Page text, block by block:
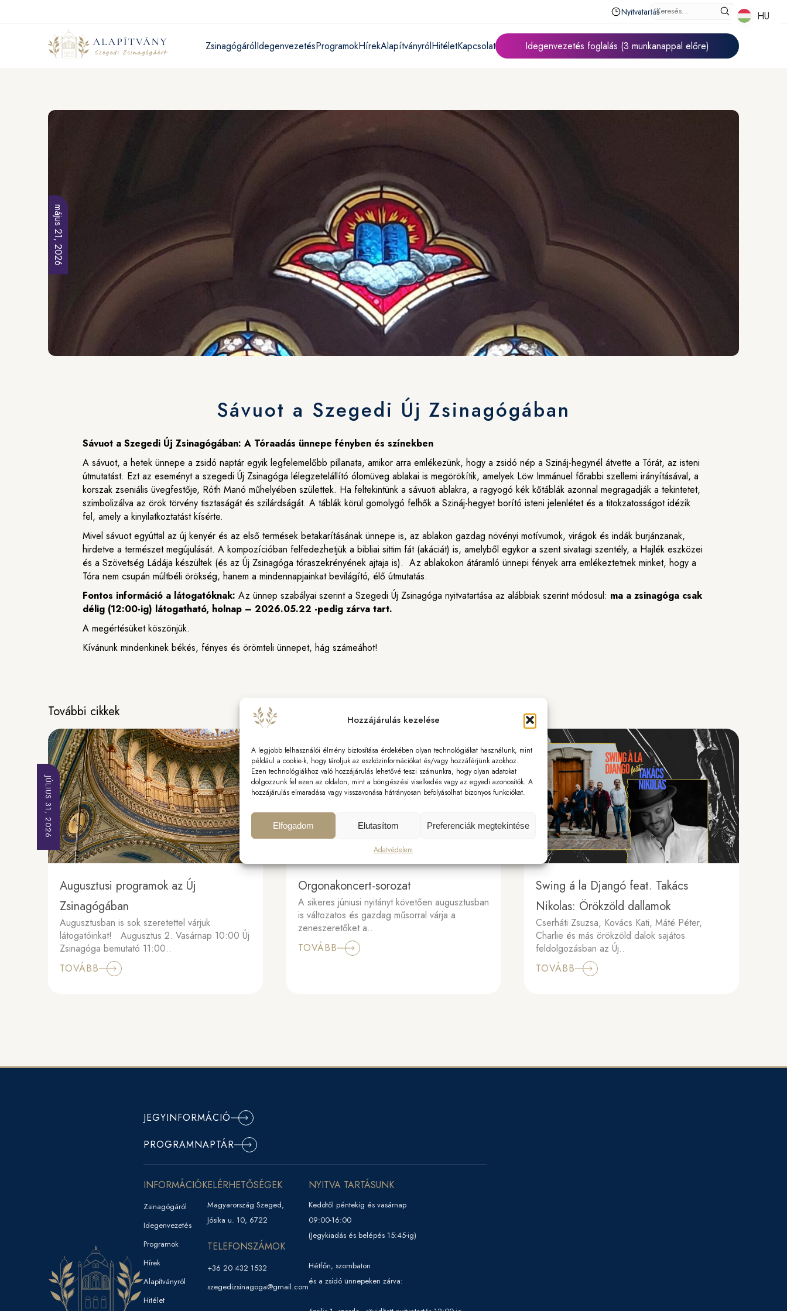
Hozzájárulás kezelése
A legjobb felhasználói élmény biztosítása érdekében olyan technológiákat használunk, mint
például a cookie-k, hogy tároljuk az eszközinformációkat és/vagy hozzáférjünk azokhoz.
Ezen technológiákhoz való hozzájárulás lehetővé teszi számunkra, hogy olyan adatokat
dolgozzunk fel ezen az oldalon, mint a böngészési viselkedés vagy az egyedi azonosítók. A
hozzájárulás elmaradása vagy visszavonása hátrányosan befolyásolhat bizonyos funkciókat.
Elfogadom Elutasítom Preferenciák megtekintése
Adatvédelem
Nyitvatartás
ZsinagógárólIdegenvezetésProgramokHírekAlapítványrólHitéletKapcsolat Idegenvezetés foglalás (3 munkanappal előre)
május 21, 2026
Sávuot a Szegedi Új Zsinagógában
Sávuot a Szegedi Új Zsinagógában: A Tóraadás ünnepe fényben és színekben
A sávuot, a hetek ünnepe a zsidó naptár egyik legfelemelőbb pillanata, amikor arra emlékezünk, hogy a zsidó nép a Szináj-hegynél átvette a Tórát, az isteni
útmutatást. Ezt az eseményt a szegedi Új Zsinagóga lélegzetelállító ólomüveg ablakai is megörökítik, amelyek Löw Immánuel főrabbi szellemi irányításával, a
korszak zseniális üvegfestője, Róth Manó műhelyében születtek. Ha feltekintünk a sávuoti ablakra, a ragyogó kék kőtáblák azonnal megragadják a tekintetet,
szimbolizálva az örök törvény tisztaságát és szilárdságát. A táblák körül gomolygó felhők a Szináj-hegyet borító isteni jelenlétet és a titokzatosságot idézik
fel, amely a kinyilatkoztatást kísérte.
Mivel sávuot egyúttal az új kenyér és az első termések betakarításának ünnepe is, az ablakon gazdag növényi motívumok, virágok és indák burjánzanak,
hirdetve a természet megújulását. A kompozícióban felfedezhetjük a bibliai sittim fát (akáciát) is, amelyből egykor a szent sivatagi szentély, a Hajlék eszközei
és a Szövetség Ládája készültek (és az Új Zsinagóga tóraszekrényének ajtaja is). Az ablakokon átáramló ünnepi fények arra emlékeztetnek minket, hogy a
Tóra nem csupán múltbéli örökség, hanem a mindennapjainkat bevilágító, élő útmutatás.
Fontos információ a látogatóknak: Az ünnep szabályai szerint a Szegedi Új Zsinagóga nyitvatartása az alábbiak szerint módosul: ma a zsinagóga csak
délig (12:00-ig) látogatható, holnap – 2026.05.22 -pedig zárva tart.
A megértésüket köszönjük.
Kívánunk mindenkinek békés, fényes és örömteli ünnepet, hág számeáhot!
További cikkek
JÚLIUS 31, 2026
Augusztusi programok az Új
Zsinagógában
Augusztusban is sok szeretettel várjuk
látogatóinkat! Augusztus 2. Vasárnap 10:00 Új
Zsinagóga bemutató 11:00..
TOVÁBB
JÚLIUS 29, 2026
Orgonakoncert-sorozat
A sikeres júniusi nyitányt követően augusztusban
is változatos és gazdag műsorral várja a
zeneszeretőket a..
TOVÁBB
JÚLIUS 22, 2026
Swing á la Djangó feat. Takács
Nikolas: Örökzöld dallamok
Cserháti Zsuzsa, Kovács Kati, Máté Péter,
Charlie és más örökzöld dalok sajátos
feldolgozásban az Új..
TOVÁBB
JEGYINFORMÁCIÓ
PROGRAMNAPTÁR
INFORMÁCIÓK
Zsinagógáról
Idegenvezetés
Programok
Hírek
Alapítványról
Hitélet
ELÉRHETŐSÉGEK
Magyarország Szeged,
Jósika u. 10, 6722
TELEFONSZÁMOK
+36 20 432 1532
szegedizsinagoga@gmail.com
NYITVA TARTÁSUNK
Keddtől péntekig és vasárnap
09:00-16:00
(Jegykiadás és belépés 15:45-ig)
Hétfőn, szombaton
és a zsidó ünnepeken zárva:
HU
HU